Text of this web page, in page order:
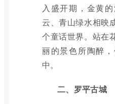
入盛开期，金黄
云、青山绿水相映
个童话世界。站在
丽的景色所陶醉
中。
二、罗平古城